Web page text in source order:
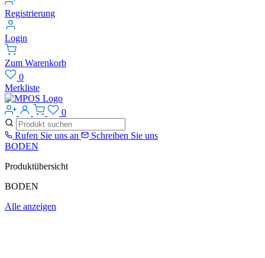
Registrierung
Login
Zum Warenkorb
0
Merkliste
0
Rufen Sie uns an
Schreiben Sie uns
BODEN
Produktübersicht
BODEN
Alle anzeigen